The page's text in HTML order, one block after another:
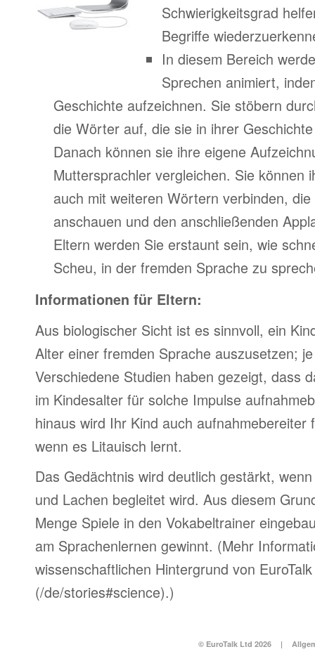
Schwierigkeitsgrad
Begriffe
In diesem Bereich
Sprechen animiert,
Geschichte aufzeichnen. Sie stöbern
die Wörter auf, die sie in ihrer
Danach können sie ihre eigene
Muttersprachler vergleichen. Sie können
auch mit weiteren Wörtern verbinden,
anschauen und den anschließenden
Eltern werden Sie erstaunt sein, wie
Scheu, in der fremden Sprache zu
Informationen für Eltern:
Aus biologischer Sicht ist es sinnvoll, ein
Alter einer fremden Sprache auszusetzen;
Verschiedene Studien haben gezeigt, dass
im Kindesalter für solche Impulse
hinaus wird Ihr Kind auch aufnahmebereiter
wenn es Litauisch lernt.
Das Gedächtnis wird deutlich gestärkt,
und Lachen begleitet wird. Aus diesem
Menge Spiele in den Vokabeltrainer
am Sprachenlernen gewinnt. (Mehr
wissenschaftlichen Hintergrund von
(/de/stories#science).)
© EuroTalk Ltd 2026 |